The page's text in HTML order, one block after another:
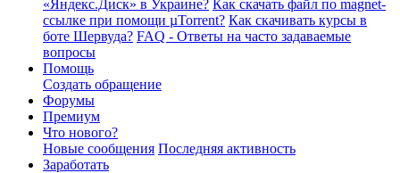
«Яндекс.Диск» в Украине? Как скачать файл по magnet-
ссылке при помощи µTorrent? Как скачивать курсы в
боте Шервуда? FAQ - Ответы на часто задаваемые
вопросы
Помощь
Создать обращение
Форумы
Премиум
Что нового?
Новые сообщения Последняя активность
Заработать